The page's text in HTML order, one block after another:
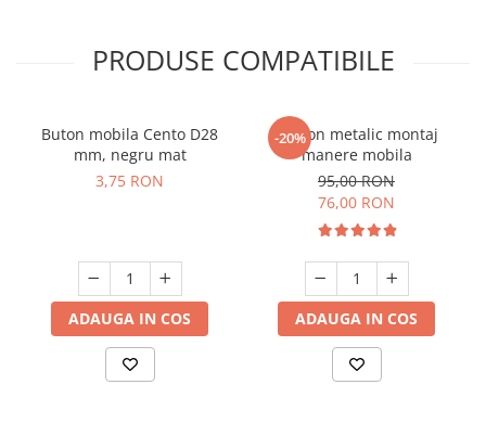
PRODUSE COMPATIBILE
Buton mobila Cento D28
mm, negru mat
3,75 RON
ADAUGA IN COS
-20%
Sablon metalic montaj
manere mobila
95,00 RON
76,00 RON
ADAUGA IN COS